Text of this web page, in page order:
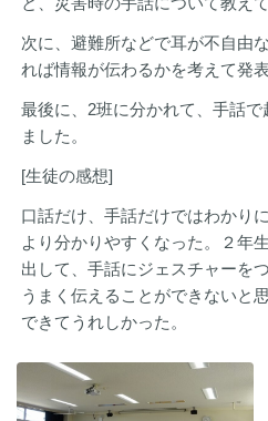
次に、避難所などで耳が不自由
れば情報が伝わるかを考えて発
最後に、2班に分かれて、手話
ました。
[生徒の感想]
口話だけ、手話だけではわかり
より分かりやすくなった。２年
出して、手話にジェスチャーを
うまく伝えることができないと
できてうれしかった。